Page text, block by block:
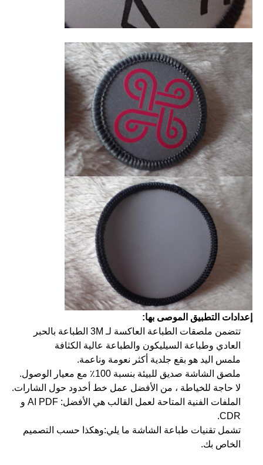
إعدادات التطبيق الموصى بها:
تتضمن ملصقات الطباعة العاكسة لـ 3M الطباعة بالحبر
العادي وطباعة السيليكون والطباعة عالية الكثافة
ملمس اليد هو بقع جلدية أكثر نعومة وناعمة.
ملصق الشاشة صديق للبيئة بنسبة 100٪ مع معيار الوصول.
لا حاجة للخياطة ، من الأفضل عمل خط أخدود حول الشارات.
الملفات الفنية المتاحة لعمل القالب هي الأفضل: AI PDF و
CDR.
تشمل تقنيات طباعة الشاشة ما يلي:وهكذا حسب التصميم
الخاص بك.